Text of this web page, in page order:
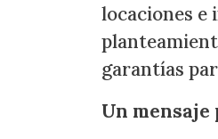
locaciones e
garantías
Un